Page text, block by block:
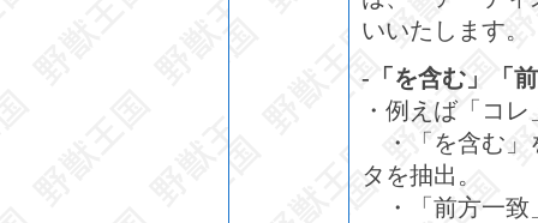
いいたします。
-「を含む」「
・例えば「コ
・「を含む」
タを抽出。
・「前方一致